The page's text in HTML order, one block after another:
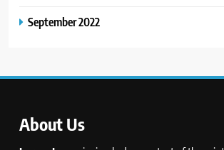
September 2022
About Us